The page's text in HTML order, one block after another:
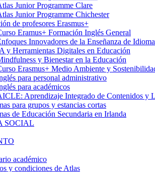
Junior Programme Clare
Junior Programme Chichester
de profesores Erasmus+
Eramus+ Formación Inglés General
Innovadores de la Enseñanza de
y Herramientas Digitales en Educación
y Bienestar en la Educación
Erasmus+ Medio Ambiente y
para personal administrativo
para académicos
Aprendizaje Integrado de Contenidos y
para grupos y estancias cortas
de Educación Secundaria en Irlanda
SOCIAL
académico
y condiciones de Atlas